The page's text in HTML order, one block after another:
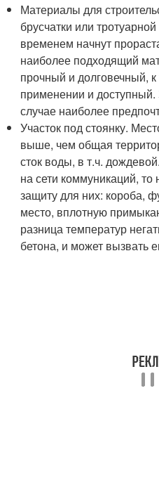
Материалы для
брусчатки или
временем начнут
наиболее подходящий
прочный и долговечный,
применении и
случае наиболее
Участок под стоянку.
выше, чем общая
сток воды, в т.ч.
на сети коммуникаций,
защиту для них: короба,
место, вплотную
разница температур
бетона, и может вызвать